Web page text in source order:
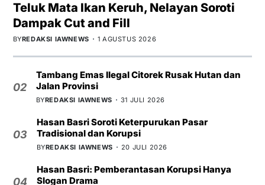
Teluk Mata Ikan Keruh, Nelayan Soroti
Dampak Cut and Fill
BYREDAKSI IAWNEWS 1 AGUSTUS 2026
02
Tambang Emas Ilegal Citorek Rusak Hutan dan
Jalan Provinsi
BYREDAKSI IAWNEWS 31 JULI 2026
03
Hasan Basri Soroti Keterpurukan Pasar
Tradisional dan Korupsi
BYREDAKSI IAWNEWS 20 JULI 2026
04
Hasan Basri: Pemberantasan Korupsi Hanya
Slogan Drama